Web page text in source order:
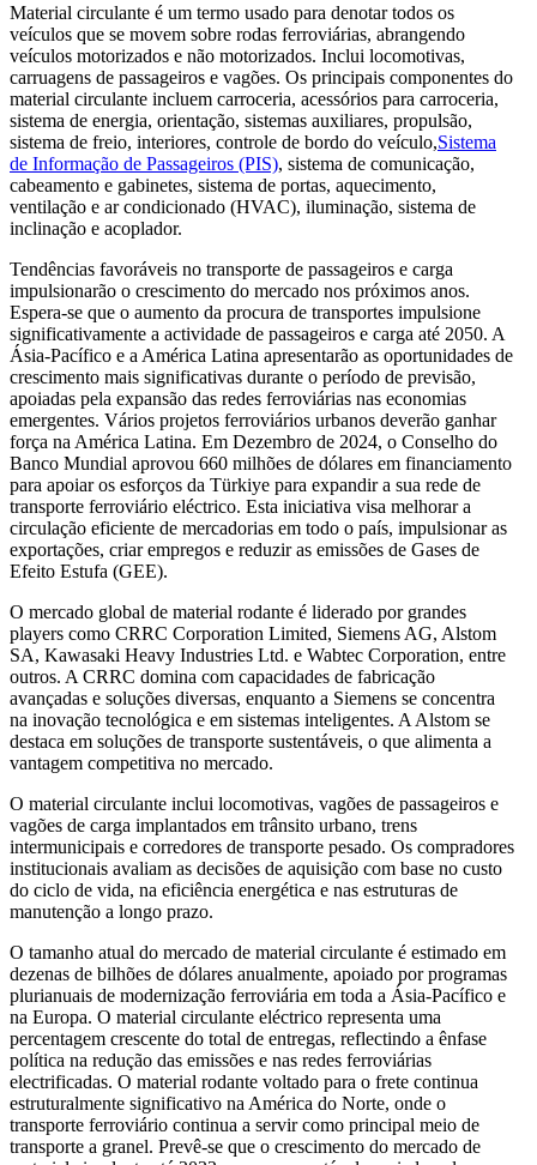
Material circulante é um termo usado para denotar todos os
veículos que se movem sobre rodas ferroviárias, abrangendo
veículos motorizados e não motorizados. Inclui locomotivas,
carruagens de passageiros e vagões. Os principais componentes do
material circulante incluem carroceria, acessórios para carroceria,
sistema de energia, orientação, sistemas auxiliares, propulsão,
sistema de freio, interiores, controle de bordo do veículo,Sistema
de Informação de Passageiros (PIS), sistema de comunicação,
cabeamento e gabinetes, sistema de portas, aquecimento,
ventilação e ar condicionado (HVAC), iluminação, sistema de
inclinação e acoplador.
Tendências favoráveis ​​no transporte de passageiros e carga
impulsionarão o crescimento do mercado nos próximos anos.
Espera-se que o aumento da procura de transportes impulsione
significativamente a actividade de passageiros e carga até 2050. A
Ásia-Pacífico e a América Latina apresentarão as oportunidades de
crescimento mais significativas durante o período de previsão,
apoiadas pela expansão das redes ferroviárias nas economias
emergentes. Vários projetos ferroviários urbanos deverão ganhar
força na América Latina. Em Dezembro de 2024, o Conselho do
Banco Mundial aprovou 660 milhões de dólares em financiamento
para apoiar os esforços da Türkiye para expandir a sua rede de
transporte ferroviário eléctrico. Esta iniciativa visa melhorar a
circulação eficiente de mercadorias em todo o país, impulsionar as
exportações, criar empregos e reduzir as emissões de Gases de
Efeito Estufa (GEE).
O mercado global de material rodante é liderado por grandes
players como CRRC Corporation Limited, Siemens AG, Alstom
SA, Kawasaki Heavy Industries Ltd. e Wabtec Corporation, entre
outros. A CRRC domina com capacidades de fabricação
avançadas e soluções diversas, enquanto a Siemens se concentra
na inovação tecnológica e em sistemas inteligentes. A Alstom se
destaca em soluções de transporte sustentáveis, o que alimenta a
vantagem competitiva no mercado.
O material circulante inclui locomotivas, vagões de passageiros e
vagões de carga implantados em trânsito urbano, trens
intermunicipais e corredores de transporte pesado. Os compradores
institucionais avaliam as decisões de aquisição com base no custo
do ciclo de vida, na eficiência energética e nas estruturas de
manutenção a longo prazo.
O tamanho atual do mercado de material circulante é estimado em
dezenas de bilhões de dólares anualmente, apoiado por programas
plurianuais de modernização ferroviária em toda a Ásia-Pacífico e
na Europa. O material circulante eléctrico representa uma
percentagem crescente do total de entregas, reflectindo a ênfase
política na redução das emissões e nas redes ferroviárias
electrificadas. O material rodante voltado para o frete continua
estruturalmente significativo na América do Norte, onde o
transporte ferroviário continua a servir como principal meio de
transporte a granel. Prevê-se que o crescimento do mercado de